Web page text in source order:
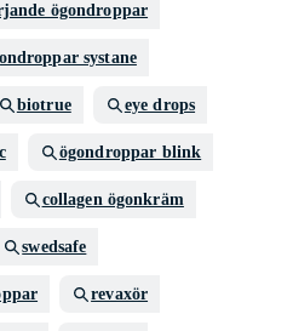
ögondroppar
systane
biotrue eye drops
ögondroppar blink
collagen ögonkräm
swedsafe
revaxör